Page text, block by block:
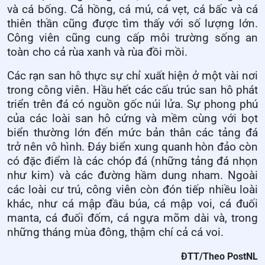
và cá bống. Cá hồng, cá mú, cá vẹt, cá bấc và cá
thiên thần cũng được tìm thấy với số lượng lớn.
Công viên cũng cung cấp môi trường sống an
toàn cho cả rùa xanh và rùa đồi mồi.
Các rạn san hô thực sự chỉ xuất hiện ở một vài nơi
trong công viên. Hầu hết các cấu trúc san hô phát
triển trên đá có nguồn gốc núi lửa. Sự phong phú
của các loài san hô cứng và mềm cùng với bọt
biển thường lớn đến mức bản thân các tảng đá
trở nên vô hình. Đáy biển xung quanh hòn đảo còn
có đặc điểm là các chóp đá (những tảng đá nhọn
như kim) và các đường hầm dung nham. Ngoài
các loài cư trú, công viên còn đón tiếp nhiều loài
khác, như cá mập đầu búa, cá mập voi, cá đuối
manta, cá đuối đốm, cá ngựa mõm dài và, trong
những tháng mùa đông, thậm chí cả cá voi.
ĐTT/Theo PostNL